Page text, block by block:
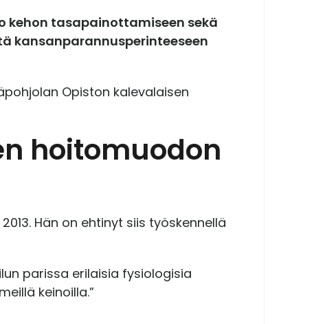
kehon tasapainottamiseen sekä
kansanparannusperinteeseen
Opiston kalevalaisen
hoitomuodon
Hän on ehtinyt siis työskennellä
parissa erilaisia fysiologisia
keinoilla.”